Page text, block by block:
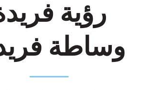
رؤية
وساطة